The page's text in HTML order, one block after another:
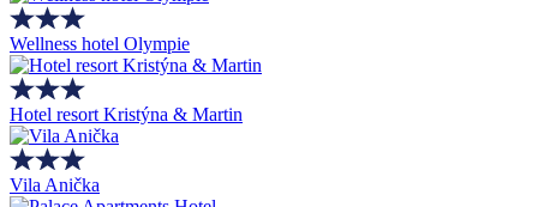
Wellness hotel Olympie
Hotel resort Kristýna & Martin
Vila Anička